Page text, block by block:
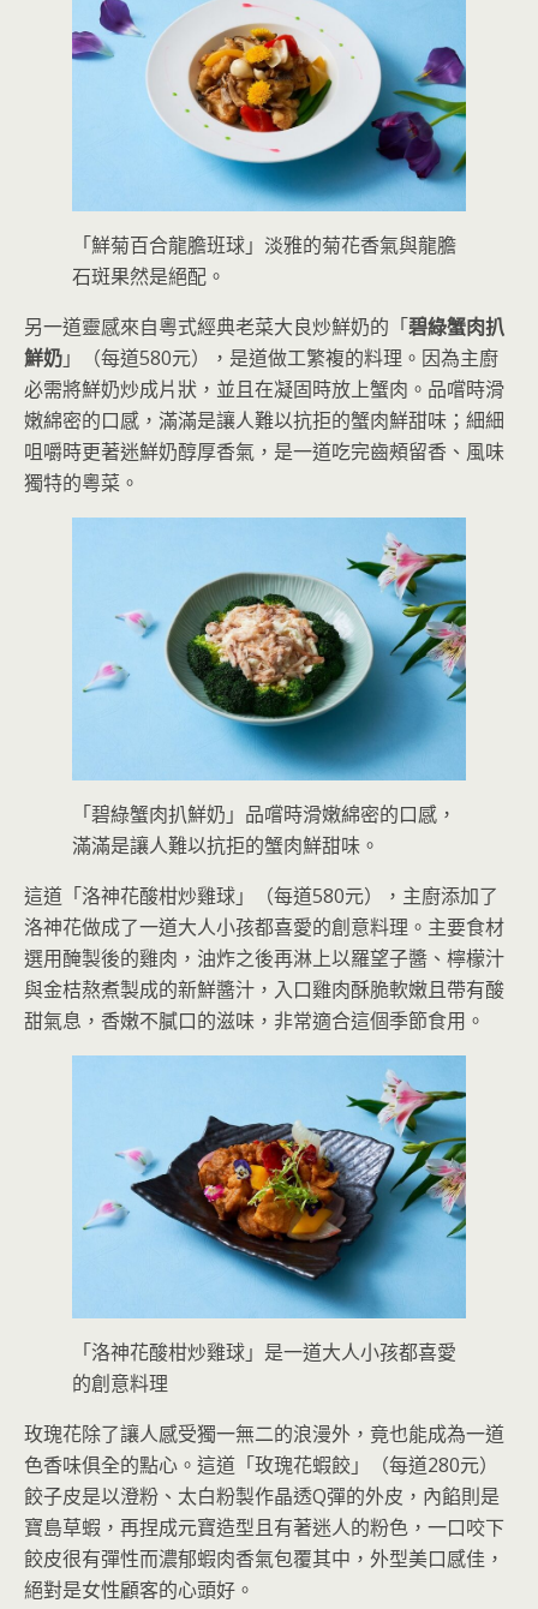
「鮮菊百合龍膽班球」淡雅的菊花香氣與龍膽
石斑果然是絕配。
另一道靈感來自粵式經典老菜大良炒鮮奶的「碧綠蟹肉扒
鮮奶」（每道580元），是道做工繁複的料理。因為主廚
必需將鮮奶炒成片狀，並且在凝固時放上蟹肉。品嚐時滑
嫩綿密的口感，滿滿是讓人難以抗拒的蟹肉鮮甜味；細細
咀嚼時更著迷鮮奶醇厚香氣，是一道吃完齒頰留香、風味
獨特的粵菜。
「碧綠蟹肉扒鮮奶」品嚐時滑嫩綿密的口感，
滿滿是讓人難以抗拒的蟹肉鮮甜味。
這道「洛神花酸柑炒雞球」（每道580元），主廚添加了
洛神花做成了一道大人小孩都喜愛的創意料理。主要食材
選用醃製後的雞肉，油炸之後再淋上以羅望子醬、檸檬汁
與金桔熬煮製成的新鮮醬汁，入口雞肉酥脆軟嫩且帶有酸
甜氣息，香嫩不膩口的滋味，非常適合這個季節食用。
「洛神花酸柑炒雞球」是一道大人小孩都喜愛
的創意料理
玫瑰花除了讓人感受獨一無二的浪漫外，竟也能成為一道
色香味俱全的點心。這道「玫瑰花蝦餃」（每道280元）
餃子皮是以澄粉、太白粉製作晶透Q彈的外皮，內餡則是
寶島草蝦，再捏成元寶造型且有著迷人的粉色，一口咬下
餃皮很有彈性而濃郁蝦肉香氣包覆其中，外型美口感佳，
絕對是女性顧客的心頭好。